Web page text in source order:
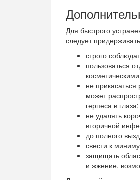
Для быстрого
следует
строго
пользоваться
не
может
герпеса в глаза;
не удалять
вторичной
до полного
свести к
защищать
и жжение,